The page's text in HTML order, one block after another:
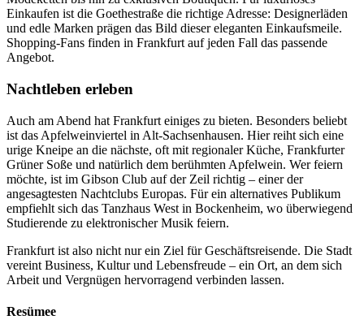
Einkaufen ist die Goethestraße die richtige Adresse: Designerläden
und edle Marken prägen das Bild dieser eleganten Einkaufsmeile.
Shopping-Fans finden in Frankfurt auf jeden Fall das passende
Angebot.
Nachtleben erleben
Auch am Abend hat Frankfurt einiges zu bieten. Besonders beliebt
ist das Apfelweinviertel in Alt-Sachsenhausen. Hier reiht sich eine
urige Kneipe an die nächste, oft mit regionaler Küche, Frankfurter
Grüner Soße und natürlich dem berühmten Apfelwein. Wer feiern
möchte, ist im Gibson Club auf der Zeil richtig – einer der
angesagtesten Nachtclubs Europas. Für ein alternatives Publikum
empfiehlt sich das Tanzhaus West in Bockenheim, wo überwiegend
Studierende zu elektronischer Musik feiern.
Frankfurt ist also nicht nur ein Ziel für Geschäftsreisende. Die Stadt
vereint Business, Kultur und Lebensfreude – ein Ort, an dem sich
Arbeit und Vergnügen hervorragend verbinden lassen.
Resümee